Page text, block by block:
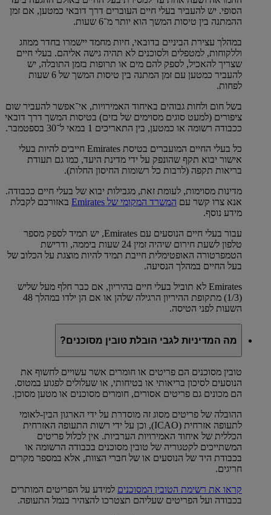
הסופי. יש להעביר בעלי חיים העוברים דרך דובאי כמטען, אם זמן
ההמתנה בין טיסות המשך הוא יותר מ־6 שעות.
במהלך עצירת הביניים בדובאי, חיות מחמד יישמרו בחדר ממוזג
וללקוחות, למטפלים ולסוכנים לא תהיה גישה אליהם. בעלי חיים
שצריך להאכיל, לספק להם מים או תרופות בזמן התובלה, יש
להעביר כמטען עם זמן המתנה בין טיסות המשך של 6 שעות
לפחות.
בשל חום ולחות גבוהים באיחוד האמירויות, אי־אפשר להעביר שום
ציפורים (למעט סוגים מסוימים של בזים) בטיסות המשך דרך דובאי
ככבודה רשומה או כמטען, בין התאריכים 1 במאי ל־30 בספטמבר.
כל בעלי החיים המועברים בטיסת Emirates חייבים להיות בעלי
אישור יבוא תקף שהונפק על ידי מדינת היעד, כמו גם תעודת
בריאות תקפה (לרבות כל רשומות החיסון החלות).
מדינות מסוימות, לעומת זאת, מגבילות יבוא ​של בעלי חיים ככבודה.
אנא צרו קשר עם המשרד המקומי של Emirates
באזורכם לקבלת
מידע נוסף.
עבור בעלי חיים הנוסעים עם Emirates, יש תמיד לספק מספר
טלפון לשעת חירום שיהיה זמין 24 שעות ביממה, ודרישת
הטמפרטורה האופטימלית חייבת תמיד להיות מוצגת על הכלוב של
בעל החיים במהלך הנסיעה.
Emirates לא תוביל בעלי חיים בהיריון, אם כבר חלף מעל שליש
(1/3) מתקופת ההיריון הרגילה שלהן או אם הן ילדו במהלך 48
השעות לפני הטיסה.
מה המדיניות לגבי הובלת טובין מסוכנים?
טובין מסוכנים הם פריטים או חומרים אשר עשויים לחשוף את
הנוסעים לסיכון בריאותי או בטיחותי, או שעלולים לפגוע במטוס.
הם מכונים גם פריטים אסורים, חומרים מסוכנים או מטען מסוכן.
ההובלה של פריטים מסוג זה מוסדרת על ידי הארגון הבין-לאומי
לתעופה אזרחית (ICAO), וכן על ידי רשות התעופה האזרחית
הכללית של איחוד האמירויות הערביות. אין לכלול פריטים
המשתייכים לקטגוריה של טובין מסוכנים בכבודה הרשומה או
בכבודת היד של הנוסעים או של חברי הצוות, אלא במספר מקרים
חריגים.
קראו את רשימת הטובין המסוכנים למידע על הפריטים המותרים
בכבודה ועל הפריטים שעליהם תצטרכו להצהיר בנמל התעופה.